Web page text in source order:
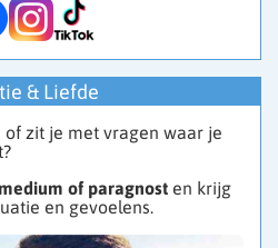
& Liefde
zit je met vragen waar je
of paragnost en krijg
en gevoelens.